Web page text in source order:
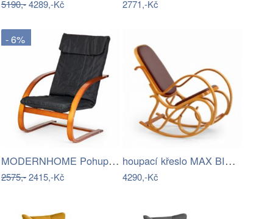
5190,-4289,-Kč 2771,-Kč
- 6%
MODERNHOME Pohupovací křeslo Simex…
2575,-2415,-Kč
houpací křeslo MAX BIS PLUS - doprava…
4290,-Kč